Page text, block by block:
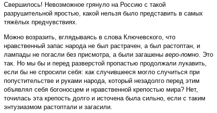
Свершилось! Невозможное грянуло на Россию с такой
разрушительной яростью, какой нельзя было представить в самых
тяжёлых предчувствиях.
Можно возразить, вглядываясь в слова Ключевского, что
нравственный запас народа не был растрачен, а был растоптан, и
лампады не погасли без присмотра, а были загашены веро-ломно . Это
так. Но мы бы и перед разверстой пропастью продолжали лукавить,
если бы не спросили себя: как случившееся могло случиться при
попустительстве и руками народа, который незадолго перед этим
объявлял себя богоносцем и нравственной крепостью мира? Нет,
точилась эта крепость долго и источена была сильно, если с таким
энтузиазмом растоптали и загасили.